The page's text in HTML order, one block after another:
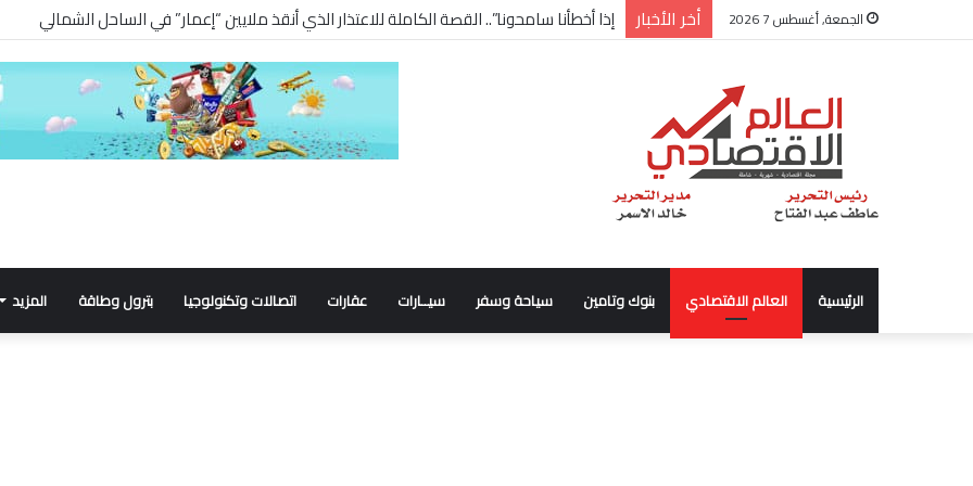
الجمعة, أغسطس 7 2026 أخر الأخبار شركة “Scope Developments” تعلن تولي أحمد كمال عيسى منصب الرئيس التنفيذي للقطاع التجاري
الرئيسية العالم الاقتصادي بنوك وتامين سياحة وسفر سيــارات عقارات اتصالات وتكنولوجيا بترول وطاقة المزيد